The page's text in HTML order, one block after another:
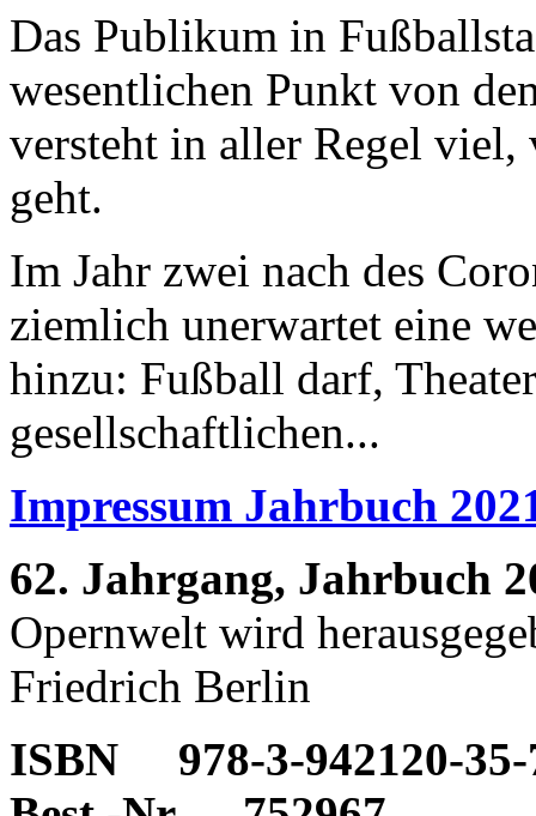
Das Publikum in
wesentlichen Punkt von
versteht in aller Regel viel,
geht.
Im Jahr zwei nach des
ziemlich unerwartet eine
hinzu: Fußball darf,
gesellschaftlichen...
Impressum Jahrbuch
62. Jahrgang, Jahrbuch
Opernwelt wird
Friedrich Berlin
ISBN 978-3-942120-35-